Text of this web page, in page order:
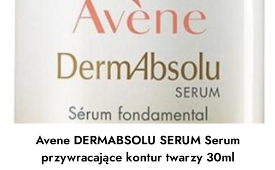
Avene DERMABSOLU SERUM Serum
przywracające kontur twarzy 30ml